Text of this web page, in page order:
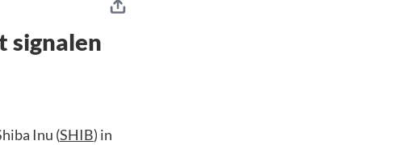
signalen
Inu (SHIB) in